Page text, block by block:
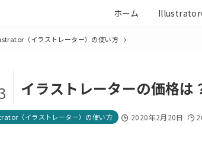
ホーム Illustrator
（イラストレーター）の使い方
イラストレーターの価格
（イラストレーター）の使い方 2020年2月20日